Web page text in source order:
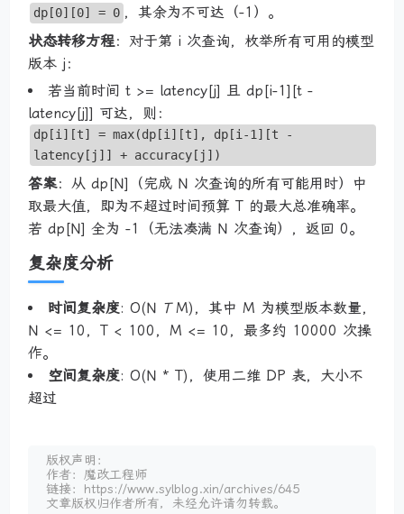
dp[0][0] = 0 ，其余为不可达（-1）。
状态转移方程：对于第 i 次查询，枚举所有可用的模型
版本 j：
若当前时间 t >= latency[j] 且 dp[i-1][t -
latency[j]] 可达，则：
dp[i][t] = max(dp[i][t], dp[i-1][t -
latency[j]] + accuracy[j])
答案：从 dp[N]（完成 N 次查询的所有可能用时）中
取最大值，即为不超过时间预算 T 的最大总准确率。
若 dp[N] 全为 -1（无法凑满 N 次查询），返回 0。
复杂度分析
时间复杂度: O(N T M)，其中 M 为模型版本数量，
N <= 10，T < 100，M <= 10，最多约 10000 次操
作。
空间复杂度: O(N * T)，使用二维 DP 表，大小不
超过
版权声明：
作者：魔改工程师
链接：https://www.sylblog.xin/archives/645
文章版权归作者所有，未经允许请勿转载。